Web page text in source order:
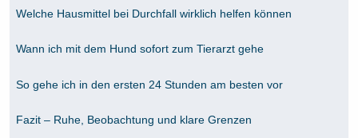
Welche Hausmittel bei Durchfall wirklich helfen können
Wann ich mit dem Hund sofort zum Tierarzt gehe
So gehe ich in den ersten 24 Stunden am besten vor
Fazit – Ruhe, Beobachtung und klare Grenzen